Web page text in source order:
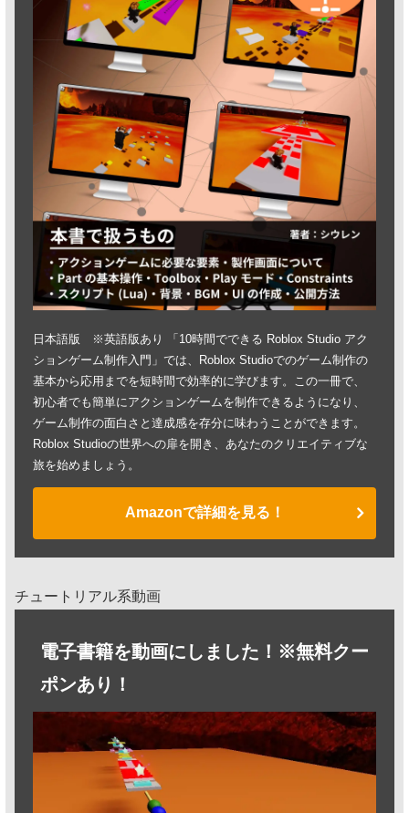
日本語版 ※英語版あり 「10時間でできる Roblox Studio アク
ションゲーム制作入門」では、Roblox Studioでのゲーム制作の
基本から応用までを短時間で効率的に学びます。この一冊で、
初心者でも簡単にアクションゲームを制作できるようになり、
ゲーム制作の面白さと達成感を存分に味わうことができます。
Roblox Studioの世界への扉を開き、あなたのクリエイティブな
旅を始めましょう。
Amazonで詳細を見る！
チュートリアル系動画
電子書籍を動画にしました！※無料クー
ポンあり！